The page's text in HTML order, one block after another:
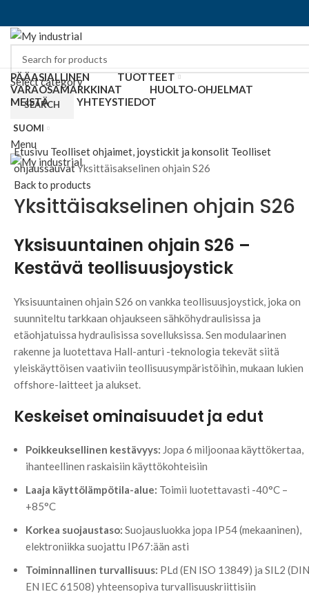
Select category
SEARCH
SUOMI
Menu
PÄÄASIALLINEN
TUOTTEET
VARAOSAMARKKINAT
HUOLTO-OHJELMAT
MEISTÄ
YHTEYSTIEDOT
Click to enlarge
Etusivu Teolliset ohjaimet, joystickit ja konsolit Teolliset
ohjaussauvatYksittäisakselinen ohjain S26
Back to products
Yksittäisakselinen ohjain S26
Yksisuuntainen ohjain S26 –
Kestävä teollisuusjoystick
Yksisuuntainen ohjain S26 on vankka teollisuusjoystick, joka on
suunniteltu tarkkaan ohjaukseen sähköhydraulisissa ja
etäohjatuissa hydraulisissa sovelluksissa. Sen modulaarinen
rakenne ja luotettava Hall-anturi -teknologia tekevät siitä
yleiskäyttöisen vaativiin teollisuusympäristöihin, mukaan lukien
offshore-laitteet ja alukset.
Keskeiset ominaisuudet ja edut
Poikkeuksellinen kestävyys: Jopa 6 miljoonaa käyttökertaa,
ihanteellinen raskaisiin käyttökohteisiin
Laaja käyttölämpötila-alue: Toimii luotettavasti -40°C –
+85°C
Korkea suojaustaso: Suojausluokka jopa IP54 (mekaaninen),
elektroniikka suojattu IP67:ään asti
Toiminnallinen turvallisuus: PLd (EN ISO 13849) ja SIL2 (DIN
EN IEC 61508) yhteensopiva turvallisuuskriittisiin